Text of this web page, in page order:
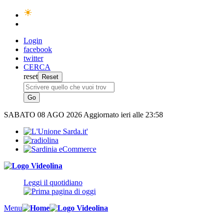
Login
facebook
twitter
CERCA
reset
SABATO 08 AGO 2026 Aggiornato ieri alle 23:58
Leggi il quotidiano
Menu